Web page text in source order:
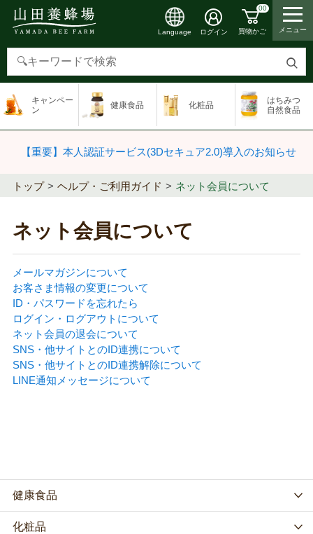
検
す
Language ログイン
00
買物かご メニュー
キャンペー
ン
健康食品 化粧品
はちみつ
自然食品
【重要】本人認証サービス(3Dセキュア2.0)導入のお知らせ
トップ ヘルプ・ご利用ガイド ネット会員について
ネット会員について
メールマガジンについて
お客さま情報の変更について
ID・パスワードを忘れたら
ログイン・ログアウトについて
ネット会員の退会について
SNS・他サイトとのID連携について
SNS・他サイトとのID連携解除について
LINE通知メッセージについて
健康食品
化粧品